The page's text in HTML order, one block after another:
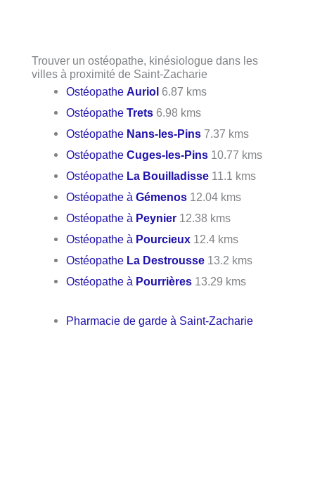
Trouver un ostéopathe, kinésiologue dans les
villes à proximité de Saint-Zacharie
Ostéopathe Auriol 6.87 kms
OstéopatheTrets 6.98 kms
Ostéopathe Nans-les-Pins 7.37 kms
OstéopatheCuges-les-Pins 10.77 kms
Ostéopathe La Bouilladisse 11.1 kms
Ostéopathe àGémenos 12.04 kms
Ostéopathe à Peynier 12.38 kms
Ostéopathe à Pourcieux 12.4 kms
Ostéopathe La Destrousse 13.2 kms
Ostéopathe à Pourrières 13.29 kms
Pharmacie de garde à Saint-Zacharie